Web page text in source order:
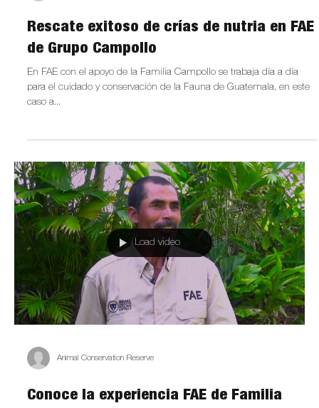
Rescate exitoso de crías de nutria en FAE
de Grupo Campollo
En FAE con el apoyo de la Familia Campollo se trabaja día a día
para el cuidado y conservación de la Fauna de Guatemala, en este
caso a...
Load video
Animal Conservation Reserve
Conoce la experiencia FAE de Familia